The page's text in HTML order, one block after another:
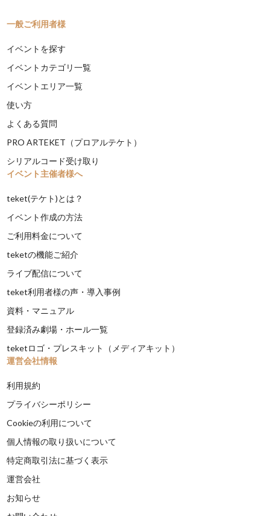
一般ご利用者様
イベントを探す
イベントカテゴリ一覧
イベントエリア一覧
使い方
よくある質問
PRO ARTEKET（プロアルテケト）
シリアルコード受け取り
イベント主催者様へ
teket(テケト)とは？
イベント作成の方法
ご利用料金について
teketの機能ご紹介
ライブ配信について
teket利用者様の声・導入事例
資料・マニュアル
登録済み劇場・ホール一覧
teketロゴ・プレスキット（メディアキット）
運営会社情報
利用規約
プライバシーポリシー
Cookieの利用について
個人情報の取り扱いについて
特定商取引法に基づく表示
運営会社
お知らせ